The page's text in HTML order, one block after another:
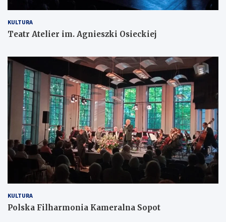
KULTURA
Teatr Atelier im. Agnieszki Osieckiej
KULTURA
Polska Filharmonia Kameralna Sopot